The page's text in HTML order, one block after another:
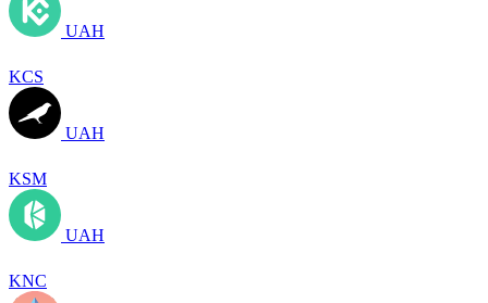
UAH
KCS
UAH
KSM
UAH
KNC